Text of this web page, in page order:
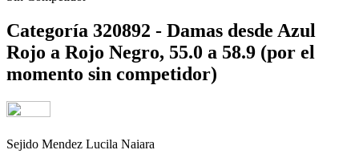
Categoría 320892 - Damas desde Azul
Rojo a Rojo Negro, 55.0 a 58.9 (por el
momento sin competidor)
Sejido Mendez Lucila Naiara